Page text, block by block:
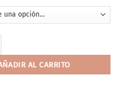
€.18,95 €.
cantidad
AL CARRITO